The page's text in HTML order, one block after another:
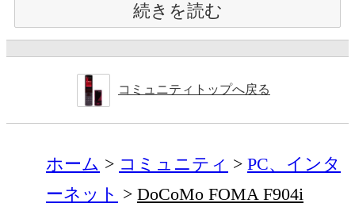
続きを読む
コミュニティトップへ戻る
ホーム コミュニティ
PC、インタ
ーネット
DoCoMo FOMA F904i